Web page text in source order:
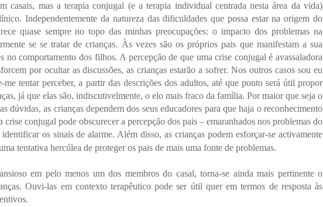
casais, mas a terapia conjugal (e a terapia individual centrada nesta área da vida)
Independentemente da natureza das dificuldades que possa estar na origem do
quase sempre no topo das minhas preocupações: o impacto dos problemas na
se se tratar de crianças. Às vezes são os próprios pais que manifestam a sua
no comportamento dos filhos. A percepção de que uma crise conjugal é avassaladora
por ocultar as discussões, as crianças estarão a sofrer. Nos outros casos sou eu
tentar perceber, a partir das descrições dos adultos, até que ponto será útil propor
já que elas são, indiscutivelmente, o elo mais fraco da família. Por maior que seja o
dúvidas, as crianças dependem dos seus educadores para que haja o reconhecimento
conjugal pode obscurecer a percepção dos pais – emaranhados nos problemas do
os sinais de alarme. Além disso, as crianças podem esforçar-se activamente
tentativa hercúlea de proteger os pais de mais uma fonte de problemas.
em pelo menos um dos membros do casal, torna-se ainda mais pertinente o
Ouvi-las em contexto terapêutico pode ser útil quer em termos de resposta às